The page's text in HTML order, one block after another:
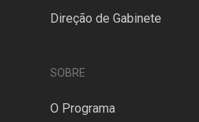
Direção de Gabinete
SOBRE
O Programa